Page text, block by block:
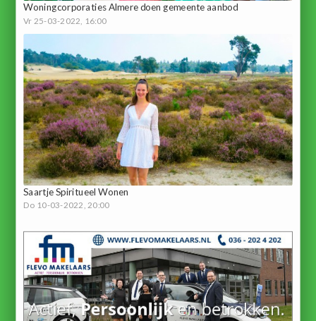
Woningcorporaties Almere doen gemeente aanbod
Vr 25-03-2022, 16:00
Saartje Spiritueel Wonen
Do 10-03-2022, 20:00